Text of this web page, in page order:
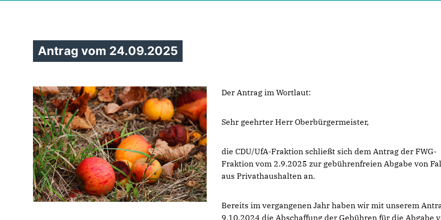
Antrag vom 24.09.2025
Der Antrag im Wortlaut:
Sehr geehrter Herr Oberbürgermeister,
die CDU/UfA-Fraktion schließt sich dem Antrag der FWG-
Fraktion vom 2.9.2025 zur gebührenfreien Abgabe von
aus Privathaushalten an.
Bereits im vergangenen Jahr haben wir mit unserem
9.10.2024 die Abschaffung der Gebühren für die Abgabe